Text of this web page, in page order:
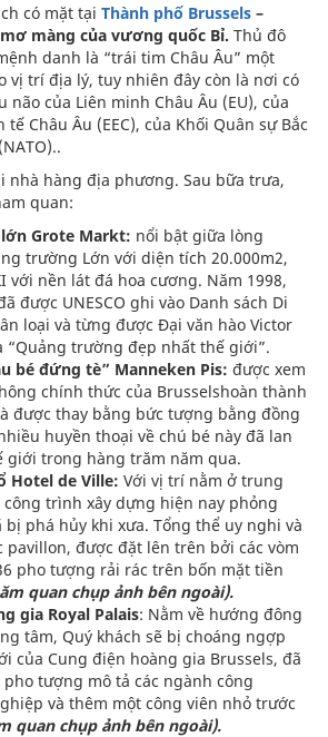
có mặt tại Thành phố Brussels –
màng của vương quốc Bỉ. Thủ đô
danh là “trái tim Châu Âu” một
vị trí địa lý, tuy nhiên đây còn là nơi có
não của Liên minh Châu Âu (EU), của
tế Châu Âu (EEC), của Khối Quân sự Bắc
nhà hàng địa phương. Sau bữa trưa,
quan:
Grote Markt: nổi bật giữa lòng
trường Lớn với diện tích 20.000m2,
với nền lát đá hoa cương. Năm 1998,
được UNESCO ghi vào Danh sách Di
loại và từng được Đại văn hào Victor
“Quảng trường đẹp nhất thế giới”.
bé đứng tè” Manneken Pis: được xem
chính thức của Brusselshoàn thành
được thay bằng bức tượng bằng đồng
huyền thoại về chú bé này đã lan
giới trong hàng trăm năm qua.
Hotel de Ville: Với vị trí nằm ở trung
trình xây dựng hiện nay phỏng
bị phá hủy khi xưa. Tổng thể uy nghi và
pavillon, được đặt lên trên bởi các vòm
pho tượng rải rác trên bốn mặt tiền
quan chụp ảnh bên ngoài).
gia Royal Palais: Nằm về hướng đông
tâm, Quý khách sẽ bị choáng ngợp
của Cung điện hoàng gia Brussels, đã
tượng mô tả các ngành công
và thêm một công viên nhỏ trước
quan chụp ảnh bên ngoài).